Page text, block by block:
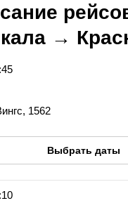
→
1562
Выбрать даты